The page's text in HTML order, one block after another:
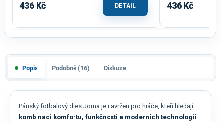
436 Kč DETAIL 436 Kč
Popis Podobné (16) Diskuze
Pánský fotbalový dres Joma je navržen pro hráče, kteří hledají
kombinaci komfortu, funkčnosti a moderních technologií